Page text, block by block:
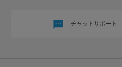
チャットサポート